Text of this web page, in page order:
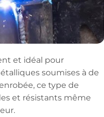
et idéal pour
soumises à de
ce type de
et résistants même